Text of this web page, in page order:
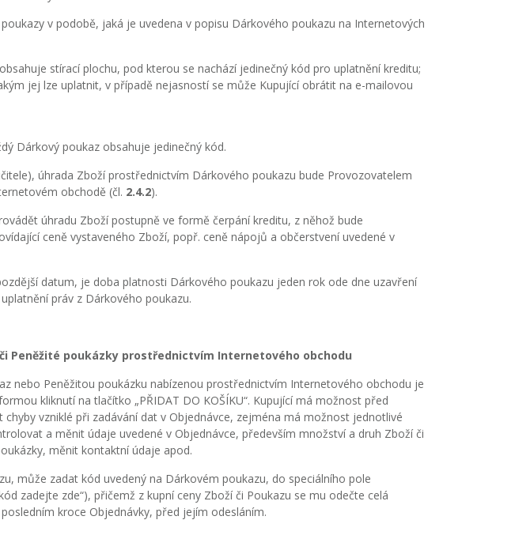
v podobě, jaká je uvedena v popisu Dárkového poukazu na Internetových
stírací plochu, pod kterou se nachází jedinečný kód pro uplatnění kreditu;
jej lze uplatnit, v případě nejasností se může Kupující obrátit na e-mailovou
Dárkový poukaz obsahuje jedinečný kód.
úhrada Zboží prostřednictvím Dárkového poukazu bude Provozovatelem
obchodě (čl. 2.4.2).
úhradu Zboží postupně ve formě čerpání kreditu, z něhož bude
ceně vystaveného Zboží, popř. ceně nápojů a občerstvení uvedené v
datum, je doba platnosti Dárkového poukazu jeden rok ode dne uzavření
práv z Dárkového poukazu.
Peněžité poukázky prostřednictvím Internetového obchodu
nebo Peněžitou poukázku nabízenou prostřednictvím Internetového obchodu je
kliknutí na tlačítko „PŘIDAT DO KOŠÍKU“. Kupující má možnost před
vzniklé při zadávání dat v Objednávce, zejména má možnost jednotlivé
a měnit údaje uvedené v Objednávce, především množství a druh Zboží či
měnit kontaktní údaje apod.
může zadat kód uvedený na Dárkovém poukazu, do speciálního pole
zadejte zde“), přičemž z kupní ceny Zboží či Poukazu se mu odečte celá
kroce Objednávky, před jejím odesláním.